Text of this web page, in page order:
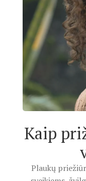
Kaip
Plaukų